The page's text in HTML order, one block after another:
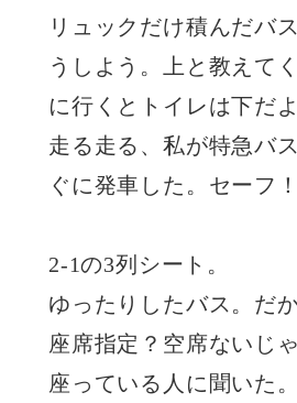
リュックだけ積んだバ
うしよう。上と教えて
に行くとトイレは下だよ
走る走る、私が特急バ
ぐに発車した。セーフ！
2-1の3列シート。
ゆったりしたバス。だ
座席指定？空席ないじゃ
座っている人に聞いた